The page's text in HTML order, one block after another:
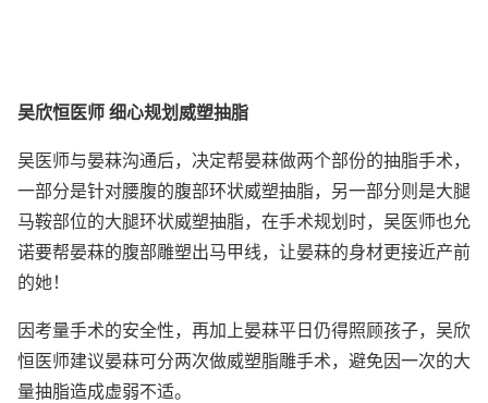
吴欣恒医师 细心规划威塑抽脂
吴医师与晏菻沟通后，决定帮晏菻做两个部份的抽脂手术，
一部分是针对腰腹的腹部环状威塑抽脂，另一部分则是大腿
马鞍部位的大腿环状威塑抽脂，在手术规划时，吴医师也允
诺要帮晏菻的腹部雕塑出马甲线，让晏菻的身材更接近产前
的她！
因考量手术的安全性，再加上晏菻平日仍得照顾孩子，吴欣
恒医师建议晏菻可分两次做威塑脂雕手术，避免因一次的大
量抽脂造成虚弱不适。